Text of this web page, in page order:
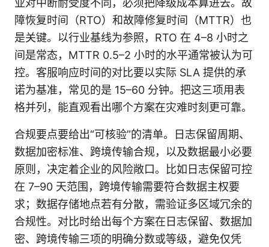
业对中断耐受度不同，必须把降级成本算进去。故
障恢复时间（RTO）和故障修复时间（MTTR）也
是关键。以行业基线为参照，RTO 在 4–8 小时之
间是常态，MTTR 0.5–2 小时的水平通常被认为可
控。客服响应时间的对比要以实际 SLA 提供的承
诺为基准，常见的是 15–60 分钟。把这三项用表
格并列，能直观看出哪个方案在灾难时刻更可靠。
合规要点要给出“可核验”的清单。日志保留周期、
数据加密标准、跨境传输合规，以及数据最小必要
原则，决定着企业的风险敞口。比如日志保留可控
在 7–90 天范围，跨境传输需要符合数据主权要
求；数据存储地点若有分散，需验证多区域冗余的
合规性。对比时给出每个方案在日志保留、数据加
密、跨境传输三项的明确分数或等级，避免仅凭